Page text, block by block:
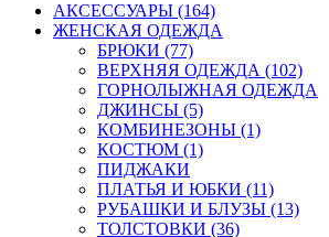
АКСЕССУАРЫ (164)
ЖЕНСКАЯ ОДЕЖДА
БРЮКИ (77)
ВЕРХНЯЯ ОДЕЖДА (102)
ГОРНОЛЫЖНАЯ ОДЕЖДА
ДЖИНСЫ (5)
КОМБИНЕЗОНЫ (1)
КОСТЮМ (1)
ПИДЖАКИ
ПЛАТЬЯ И ЮБКИ (11)
РУБАШКИ И БЛУЗЫ (13)
ТОЛСТОВКИ (36)